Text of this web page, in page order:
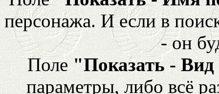
персонажа. И если в
- он
Поле "Показать -
параметры, либо всё